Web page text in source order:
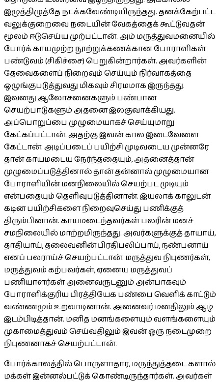
இழுத்திழுத்தே நடக்கவேண்டியிருந்தது. தனக்கேற்பட்ட
வலுக்குறைவை நடையின் வேகத்தைக் கூட்டுவதன்
மூலம் ஈடுசெய்ய முற்பட்டான். அம் மருத்துவமனையில்
போர்க் காயமுற்ற நூற்றுக்கணக்கான போராளிகள்
பண்டுவம் (சிகிச்சை) பெறுகின்றார்கள். அவர்களின்
தேவைகளைப் நிறைவும் செய்யும் நிர்வாகத்தை
ஒழுங்குபடுத்துவது மிகவும் சிரமமாக இருந்தது.
இவனது ஆலோசனைகளும் பண்பான
செயற்பாடுகளும் அதனை இலகுவாக்கியது.
அப்பொறுப்பை முழுமையாகச் செய்யுமாறு
கேட்கப்பட்டான். அதற்கு இவன் கால இடைவேளை
கேட்டான். அடிப்படைப் பயிற்சி முடிவடைய முன்னரே
தான் காயமடைய நேர்ந்ததையும், அதனைத்தான்
முழுமைப்படுத்தினால் தான் தன்னால் முழுமையான
போராளியின் மனநிலையில் செயற்பட முடியும்
என்பதையும் தெளிவுபடுத்தினான். இயலாக் காலுடன்
கடின பயிற்சிகளை நிறைவுசெய்து பணிக்குத்
திரும்பினான். காயமடைந்தவர்கள் பலரின் மனச்
சமநிலையில் மாற்றமிருந்தது. அவர்களுக்குத் தாயாய்,
தாதியாய், தலைவனின் பிரதிபலிப்பாய், நண்பனாய்
எனப் பலராய்ச் செயற்பட்டான். மருத்துவ நிபுணர்கள்,
மருத்துவம் கற்பவர்கள், ஏனைய மருத்துவப்
பணியாளர்கள் அனைவருடனும் அன்பாகவும்
போராளிக்குரிய பிரத்தியேக பண்பை வெளிக் காட்டும்
வண்ணமும் உறவாடினான். அனைவர் மனதிலும் ஆழ
இடம்பிடித்தான். மனித மனங்களையும் வளங்களையும்
முகாமைத்துவம் செய்வதிலும் இவன் ஒரு நடைமுறை
நிபுணனாகச் செயற்பட்டான்.
போர்க்காலத்தில் பொருளாதார, மருந்துத்தடை களால்
மக்கள் இன்னல்பட்டுக் கொண்டிருந்தார்கள். அவர்கள்